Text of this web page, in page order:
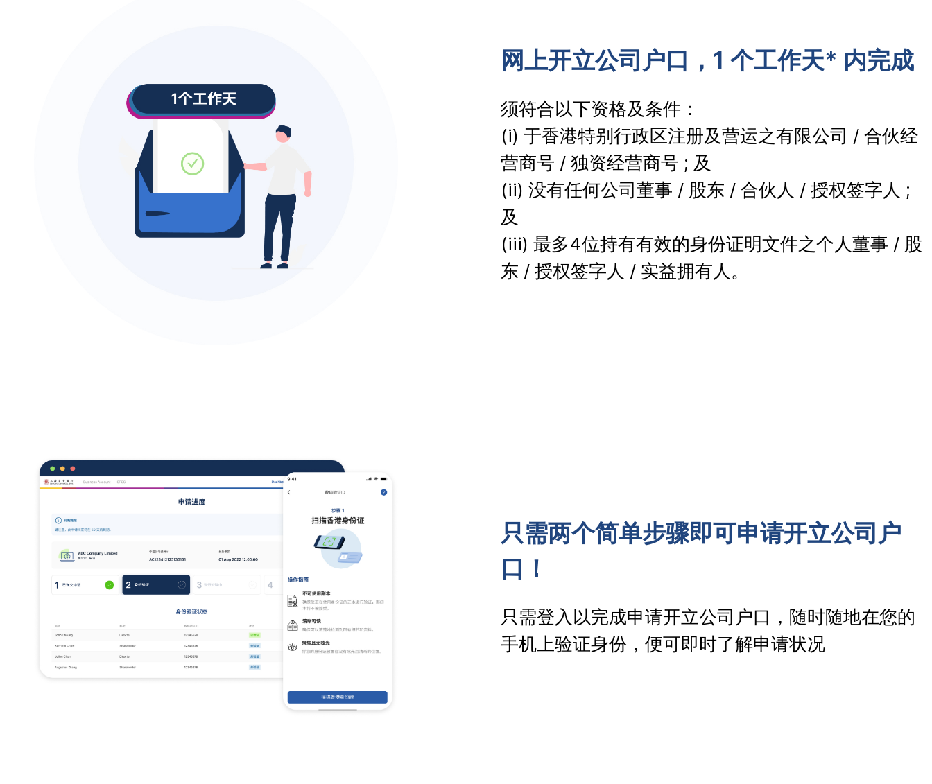
网上开立公司户口，1 个工作天* 内完成
须符合以下资格及条件：
(i) 于香港特别行政区注册及营运之有限公司 / 合伙经
营商号 / 独资经营商号 ; 及
(ii) 没有任何公司董事 / 股东 / 合伙人 / 授权签字人 ;
及
(iii) 最多4位持有有效的身份证明文件之个人董事 / 股
东 / 授权签字人 / 实益拥有人。
只需两个简单步骤即可申请开立公司户
口！
只需登入以完成申请开立公司户口，随时随地在您的
手机上验证身份，便可即时了解申请状况